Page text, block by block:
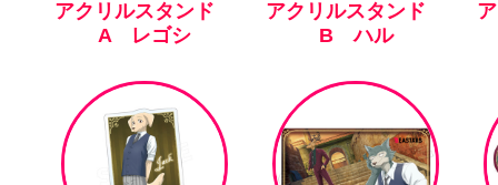
アクリルスタンド
A レゴシ
アクリルスタンド
B ハル